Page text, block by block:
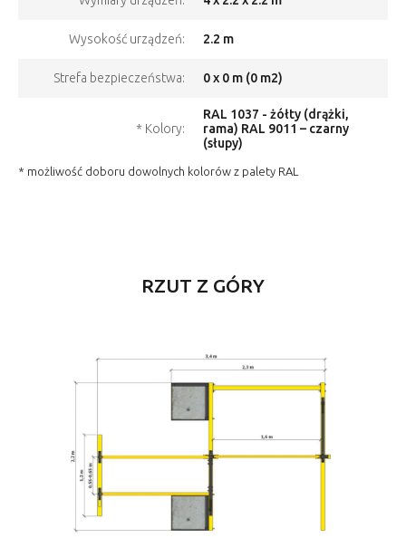
Wysokość urządzeń: 2.2 m
Strefa bezpieczeństwa: 0 x 0 m (0 m2)
* Kolory:
RAL 1037 - żółty (drążki,
rama) RAL 9011 – czarny
(słupy)
* możliwość doboru dowolnych kolorów z palety RAL
RZUT Z GÓRY